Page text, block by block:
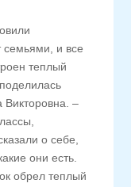
семьями, и все
теплый
–
о себе,
они есть.
обрел теплый